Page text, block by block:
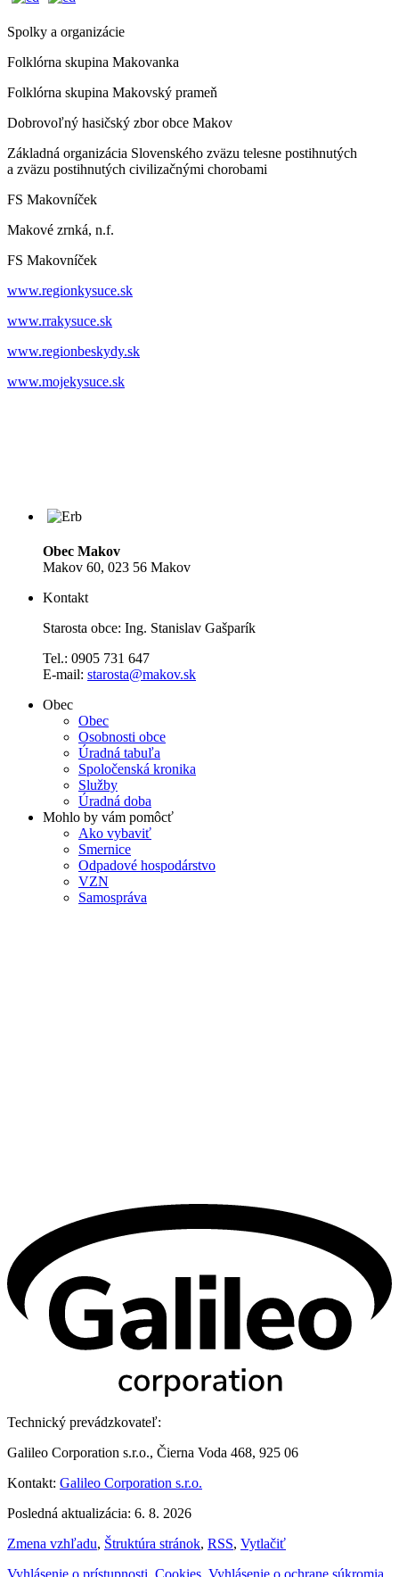
Spolky a organizácie
Folklórna skupina Makovanka
Folklórna skupina Makovský prameň
Dobrovoľný hasičský zbor obce Makov
Základná organizácia Slovenského zväzu telesne postihnutých
a zväzu postihnutých civilizačnými chorobami
FS Makovníček
Makové zrnká, n.f.
FS Makovníček
www.regionkysuce.sk
www.rrakysuce.sk
www.regionbeskydy.sk
www.mojekysuce.sk
Obec Makov
Makov 60, 023 56 Makov
Kontakt
Starosta obce: Ing. Stanislav Gašparík
Tel.: 0905 731 647
E-mail: starosta@makov.sk
Obec
Obec
Osobnosti obce
Úradná tabuľa
Spoločenská kronika
Služby
Úradná doba
Mohlo by vám pomôcť
Ako vybaviť
Smernice
Odpadové hospodárstvo
VZN
Samospráva
Technický prevádzkovateľ:
Galileo Corporation s.r.o., Čierna Voda 468, 925 06
Kontakt: Galileo Corporation s.r.o.
Posledná aktualizácia: 6. 8. 2026
Zmena vzhľadu, Štruktúra stránok, RSS, Vytlačiť
Vyhlásenie o prístupnosti Cookies Vyhlásenie o ochrane súkromia